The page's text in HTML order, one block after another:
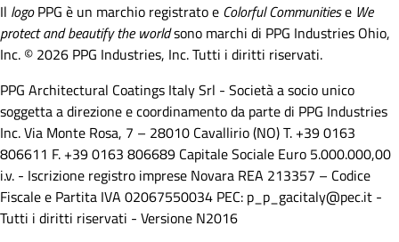
Il logoPPG è un marchio registrato e Colorful Communitiese We
protect and beautify the worldsono marchi di PPG Industries Ohio,
Inc. © 2026 PPG Industries, Inc. Tutti i diritti riservati.
PPG Architectural Coatings Italy Srl - Società a socio unico
soggetta a direzione e coordinamento da parte di PPG Industries
Inc. Via Monte Rosa, 7 – 28010 Cavallirio (NO) T. +39 0163
806611 F. +39 0163 806689 Capitale Sociale Euro 5.000.000,00
i.v. - Iscrizione registro imprese Novara REA 213357 – Codice
Fiscale e Partita IVA 02067550034 PEC: p_p_gacitaly@pec.it -
Tutti i diritti riservati - Versione N2016